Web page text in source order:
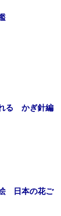
る かぎ針編
日本の花ご